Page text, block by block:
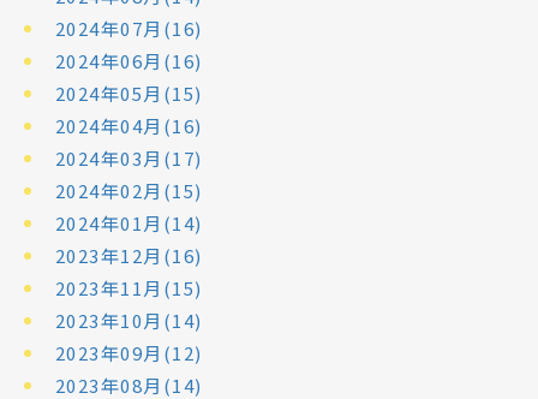
2024年07月(16)
2024年06月(16)
2024年05月(15)
2024年04月(16)
2024年03月(17)
2024年02月(15)
2024年01月(14)
2023年12月(16)
2023年11月(15)
2023年10月(14)
2023年09月(12)
2023年08月(14)